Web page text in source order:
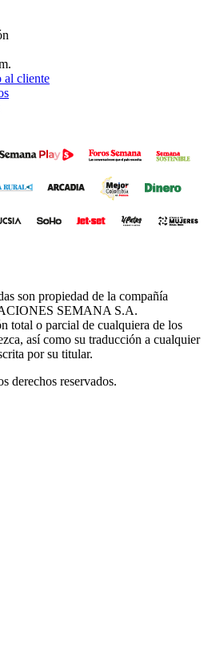
al cliente
son propiedad de la compañía
SEMANA S.A.
total o parcial de cualquiera de los
así como su traducción a cualquier
por su titular.
derechos reservados.